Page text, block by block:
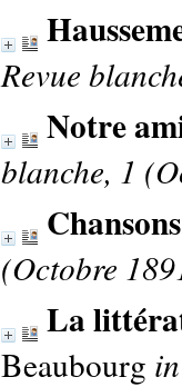
Revue
Notre
blanche, 1
Chansons
(Octobre
La
Beaubourg